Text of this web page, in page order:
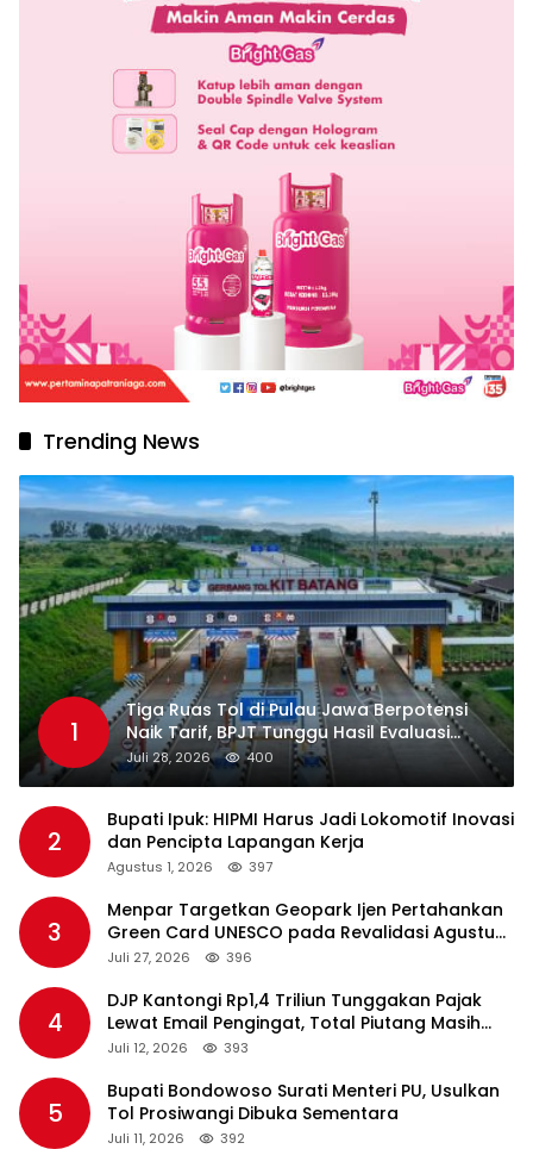
Trending News
1
Tiga Ruas Tol di Pulau Jawa Berpotensi
Naik Tarif, BPJT Tunggu Hasil Evaluasi
Standar Pelayanan
Juli 28, 2026 400
2
Bupati Ipuk: HIPMI Harus Jadi Lokomotif Inovasi
dan Pencipta Lapangan Kerja
Agustus 1, 2026 397
3
Menpar Targetkan Geopark Ijen Pertahankan
Green Card UNESCO pada Revalidasi Agustus
2026
Juli 27, 2026 396
4
DJP Kantongi Rp1,4 Triliun Tunggakan Pajak
Lewat Email Pengingat, Total Piutang Masih
Rp36 Triliun
Juli 12, 2026 393
5
Bupati Bondowoso Surati Menteri PU, Usulkan
Tol Prosiwangi Dibuka Sementara
Juli 11, 2026 392